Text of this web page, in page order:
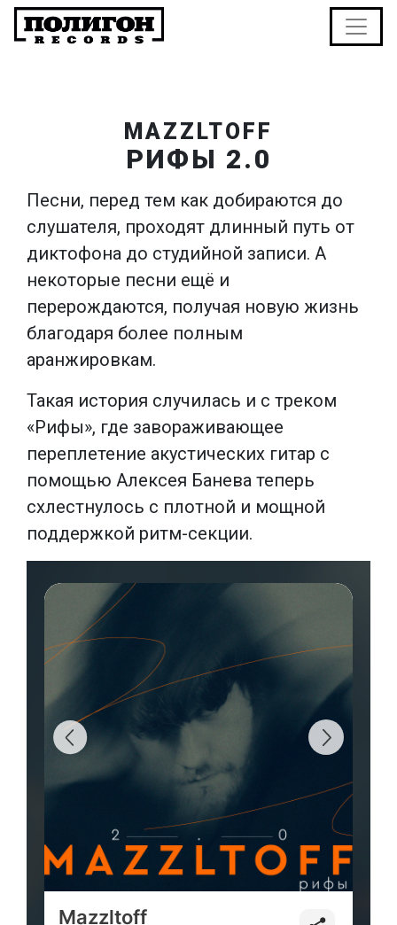
MAZZLTOFF
РИФЫ 2.0
Песни, перед тем как добираются до
слушателя, проходят длинный путь от
диктофона до студийной записи. А
некоторые песни ещё и
перерождаются, получая новую жизнь
благодаря более полным
аранжировкам.
Такая история случилась и с треком
«Рифы», где завораживающее
переплетение акустических гитар с
помощью Алексея Банева теперь
схлестнулось с плотной и мощной
поддержкой ритм-секции.